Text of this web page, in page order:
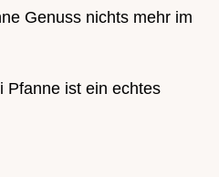
Genuss nichts mehr im
Pfanne ist ein echtes